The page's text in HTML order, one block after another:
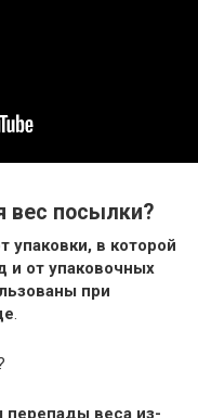
вес посылки?
упаковки, в которой
и от упаковочных
при
.
веса из-